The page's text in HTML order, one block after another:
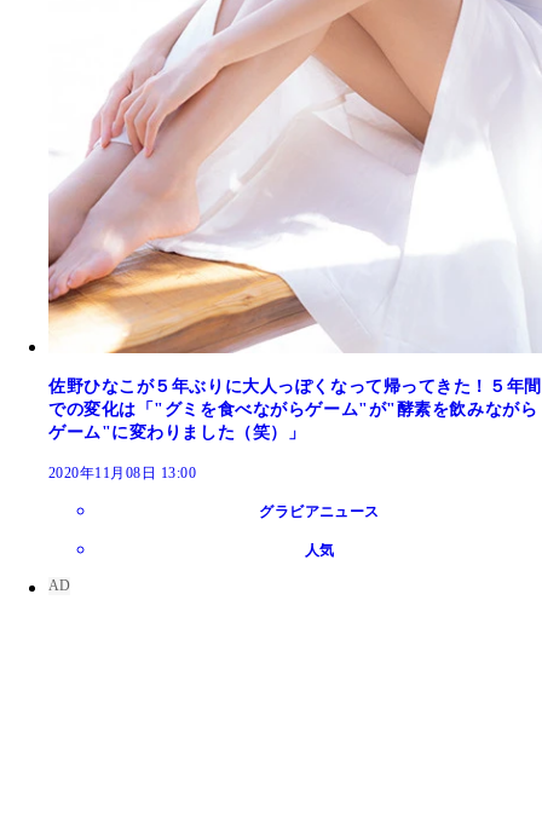
佐野ひなこが５年ぶりに大人っぽくなって帰ってきた！５年間
での変化は「"グミを食べながらゲーム"が"酵素を飲みながら
ゲーム"に変わりました（笑）」
2020年11月08日 13:00
グラビアニュース
人気